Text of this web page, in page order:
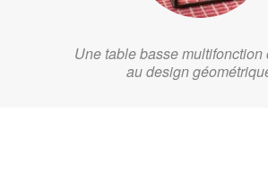
Une table basse multifonction
au design